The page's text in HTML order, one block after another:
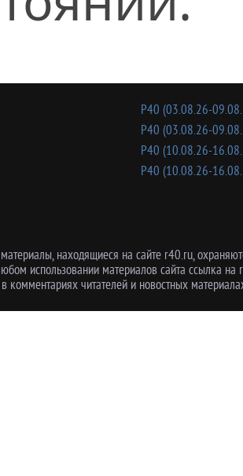
Р40 (03.08.26-
Р40 (03.08.26-
Р40 (10.08.26-
Р40 (10.08.26-
находящиеся на сайте r40.ru,
использовании материалов сайта ссылка
комментариях читателей и новостных